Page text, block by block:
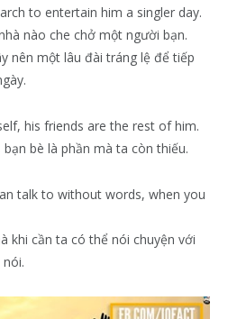
to entertain him a singler day.
nào che chở một người bạn.
nên một lâu đài tráng lệ để tiếp
his friends are the rest of him.
bè là phần mà ta còn thiếu.
talk to without words, when you
khi cần ta có thể nói chuyện với